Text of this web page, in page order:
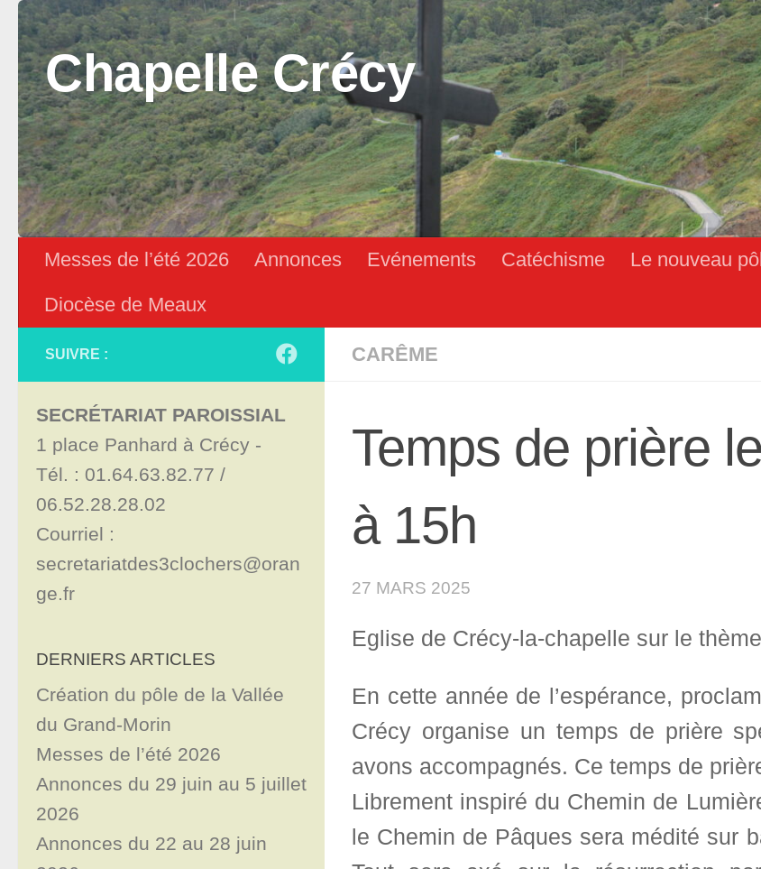
Skip to content
Chapelle Crécy
Messes de l’été 2026 Annonces Evénements Catéchisme
Le nouveau
Diocèse de Meaux
CARÊME
Temps de prière
à 15h
27 MARS 2025
Eglise de Crécy-la-chapelle sur le
En cette année de l’espérance,
Crécy organise un temps de prière
avons accompagnés. Ce temps de
Librement inspiré du Chemin de
le Chemin de Pâques sera médité sur
SUIVRE :
SECRÉTARIAT PAROISSIAL
1 place Panhard à Crécy -
Tél. : 01.64.63.82.77 /
06.52.28.28.02
Courriel :
secretariatdes3clochers@oran
ge.fr
DERNIERS ARTICLES
Création du pôle de la Vallée
du Grand-Morin
Messes de l’été 2026
Annonces du 29 juin au 5 juillet
2026
Annonces du 22 au 28 juin